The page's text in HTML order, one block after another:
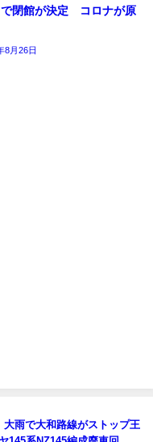
閉館が決定 コロナが原
8月26日
大雨で大和路線がストップ王